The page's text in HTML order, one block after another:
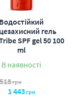
Водостійкий
гель
SPF gel 50 100
ml
В наявності
грн
1 443грн